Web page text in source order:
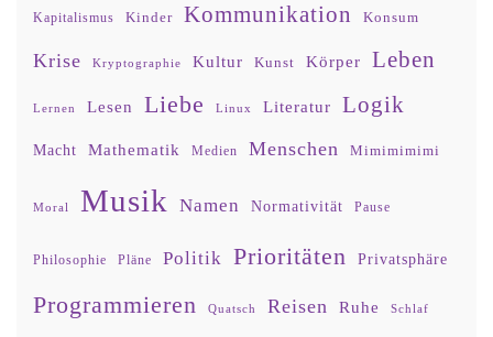
Kapitalismus Kinder Kommunikation Konsum
Krise Kryptographie Kultur Kunst Körper Leben
Lernen Lesen Liebe Linux Literatur Logik
Macht Mathematik Medien Menschen Mimimimimi
Moral Musik Namen Normativität Pause
Philosophie Pläne Politik Prioritäten Privatsphäre
Programmieren Quatsch Reisen Ruhe Schlaf